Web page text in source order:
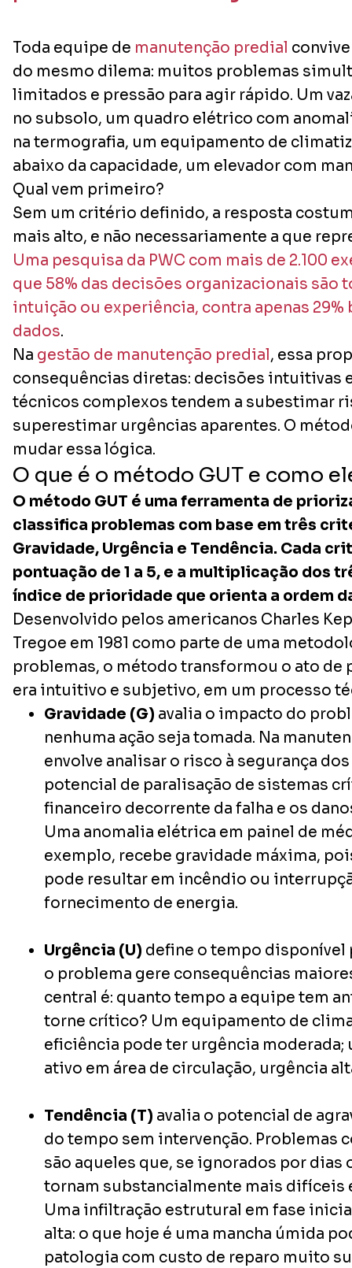
Toda equipe de manutenção predial
do mesmo dilema: muitos problemas
limitados e pressão para agir rápido. Um
no subsolo, um quadro elétrico com
na termografia, um equipamento de
abaixo da capacidade, um elevador com
Qual vem primeiro?
Sem um critério definido, a resposta
mais alto, e não necessariamente a que
Uma pesquisa da PWC com mais de 2.100
que 58% das decisões organizacionais são
intuição ou experiência, contra apenas 29%
dados.
Na gestão de manutenção predial, essa
consequências diretas: decisões intuitivas
técnicos complexos tendem a subestimar
superestimar urgências aparentes. O
mudar essa lógica.
O que é o método GUT e como
O método GUT é uma ferramenta de
classifica problemas com base em três
Gravidade, Urgência e Tendência. Cada
pontuação de 1 a 5, e a multiplicação dos
índice de prioridade que orienta a ordem
Desenvolvido pelos americanos Charles
Tregoe em 1981 como parte de uma
problemas, o método transformou o ato de
era intuitivo e subjetivo, em um processo
Gravidade (G) avalia o impacto do
nenhuma ação seja tomada. Na
envolve analisar o risco à segurança
potencial de paralisação de sistemas
financeiro decorrente da falha e os
Uma anomalia elétrica em painel de
exemplo, recebe gravidade máxima,
pode resultar em incêndio ou
fornecimento de energia.
Urgência (U) define o tempo disponível
o problema gere consequências
central é: quanto tempo a equipe tem
torne crítico? Um equipamento de
eficiência pode ter urgência moderada;
ativo em área de circulação, urgência
Tendência (T) avalia o potencial de
do tempo sem intervenção. Problemas
são aqueles que, se ignorados por dias
tornam substancialmente mais difíceis
Uma infiltração estrutural em fase
alta: o que hoje é uma mancha úmida
patologia com custo de reparo muito